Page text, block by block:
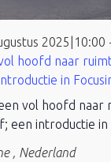
vol hoofd naar
een introductie in
2025|10:00
hoofd naar
in
, Nederland